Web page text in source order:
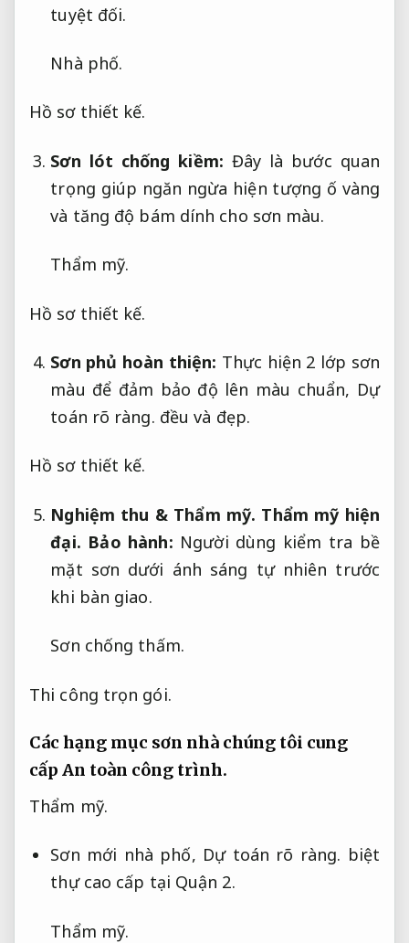
tuyệt đối.
Nhà phố.
Hồ sơ thiết kế.
Sơn lót chống kiềm: Đây là bước quan
trọng giúp ngăn ngừa hiện tượng ố vàng
và tăng độ bám dính cho sơn màu.
Thẩm mỹ.
Hồ sơ thiết kế.
Sơn phủ hoàn thiện: Thực hiện 2 lớp sơn
màu để đảm bảo độ lên màu chuẩn, Dự
toán rõ ràng. đều và đẹp.
Hồ sơ thiết kế.
Nghiệm thu & Thẩm mỹ. Thẩm mỹ hiện
đại. Bảo hành: Người dùng kiểm tra bề
mặt sơn dưới ánh sáng tự nhiên trước
khi bàn giao.
Sơn chống thấm.
Thi công trọn gói.
Các hạng mục sơn nhà chúng tôi cung
cấp An toàn công trình.
Thẩm mỹ.
Sơn mới nhà phố, Dự toán rõ ràng. biệt
thự cao cấp tại Quận 2.
Thẩm mỹ.